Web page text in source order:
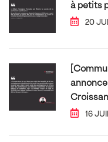
à petits
20
16